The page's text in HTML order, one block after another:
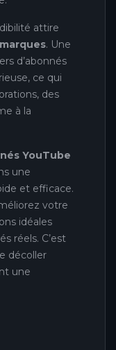
attire
. Une
d’abonnés
ce qui
des
à la
YouTube
une
et efficace.
votre
idéales
réels. C’est
décoller
une